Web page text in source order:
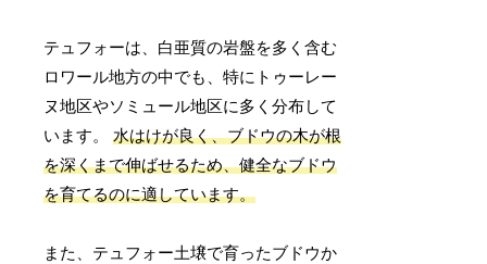
テュフォーは、白亜質の岩盤を多く含む
ロワール地方の中でも、特にトゥーレー
ヌ地区やソミュール地区に多く分布して
います。水はけが良く、ブドウの木が根
を深くまで伸ばせるため、健全なブドウ
を育てるのに適しています。
また、テュフォー土壌で育ったブドウか